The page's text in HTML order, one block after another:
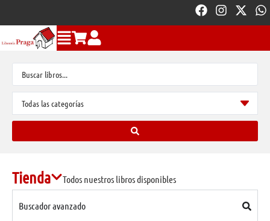
Tienda Todos nuestros libros disponibles
Buscador avanzado